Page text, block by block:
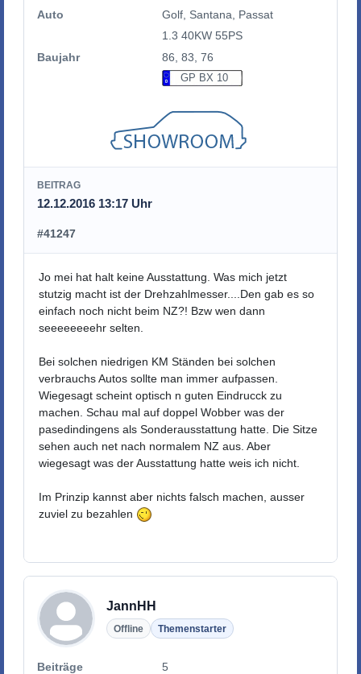
Auto
Golf, Santana, Passat
1.3 40KW 55PS
Baujahr
86, 83, 76
GP BX 10
BEITRAG
12.12.2016 13:17 Uhr
#41247
Jo mei hat halt keine Ausstattung. Was mich jetzt
stutzig macht ist der Drehzahlmesser....Den gab es so
einfach noch nicht beim NZ?! Bzw wen dann
seeeeeeeehr selten.
Bei solchen niedrigen KM Ständen bei solchen
verbrauchs Autos sollte man immer aufpassen.
Wiegesagt scheint optisch n guten Eindrucck zu
machen. Schau mal auf doppel Wobber was der
pasedindingens als Sonderausstattung hatte. Die Sitze
sehen auch net nach normalem NZ aus. Aber
wiegesagt was der Ausstattung hatte weis ich nicht.
Im Prinzip kannst aber nichts falsch machen, ausser
zuviel zu bezahlen
JannHH
Offline Themenstarter
Beiträge
5